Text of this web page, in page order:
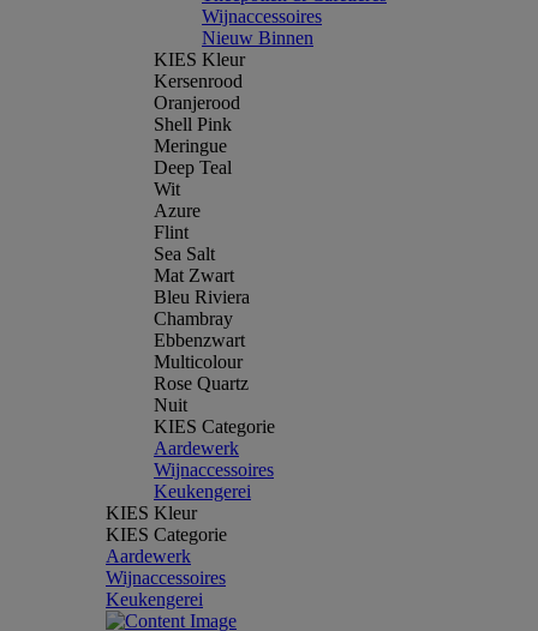
Wijnaccessoires
Nieuw Binnen
KIES Kleur
Kersenrood
Oranjerood
Shell Pink
Meringue
Deep Teal
Wit
Azure
Flint
Sea Salt
Mat Zwart
Bleu Riviera
Chambray
Ebbenzwart
Multicolour
Rose Quartz
Nuit
KIES Categorie
Aardewerk
Wijnaccessoires
Keukengerei
KIES Kleur
KIES Categorie
Aardewerk
Wijnaccessoires
Keukengerei